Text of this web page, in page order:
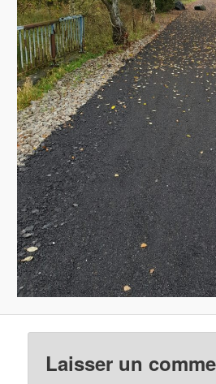
Laisser un